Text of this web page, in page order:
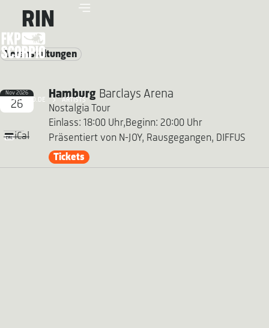
FKP SCORPIO.DE ARTISTS
RIN
Veranstaltungen
Nov 2026
26
iCal
Hamburg Barclays Arena
Nostalgia Tour
Einlass: 18:00 Uhr,Beginn: 20:00 Uhr
Präsentiert von N-JOY, Rausgegangen, DIFFUS
Tickets